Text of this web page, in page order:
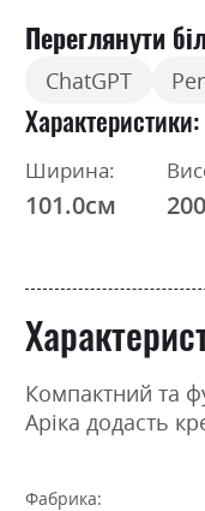
Переглянути
ChatGPT
Характеристики
Ширина:
101.0см
Компактний та
Аріка додасть
Фабрика: